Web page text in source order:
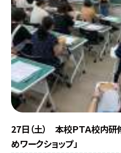
27日（土） 本校ＰＴＡ校内研
めワークショップ」